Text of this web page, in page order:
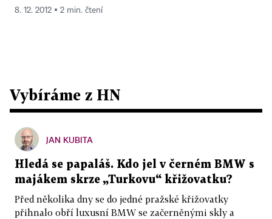
8. 12. 2012 ▪ 2 min. čtení
Vybíráme z HN
JAN KUBITA
Hledá se papaláš. Kdo jel v černém BMW s
majákem skrze „Turkovu“ křižovatku?
Před několika dny se do jedné pražské křižovatky
přihnalo obří luxusní BMW se začerněnými skly a